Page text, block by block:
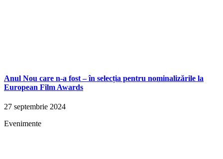
Anul Nou care n-a fost – în selecția pentru nominalizările la
European Film Awards
27 septembrie 2024
Evenimente